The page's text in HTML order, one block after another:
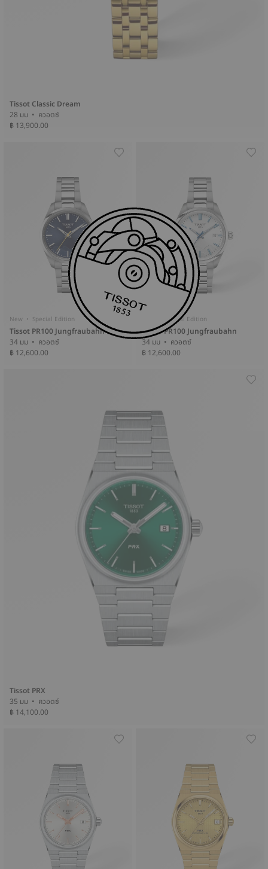
Tissot Classic Dream
28 มม • ควอตซ์
฿ 13,900.00
New • Special Edition
Tissot PR100 Jungfraubahn
34 มม • ควอตซ์
฿ 12,600.00
New • Special Edition
Tissot PR100 Jungfraubahn
34 มม • ควอตซ์
฿ 12,600.00
Tissot PRX
35 มม • ควอตซ์
฿ 14,100.00